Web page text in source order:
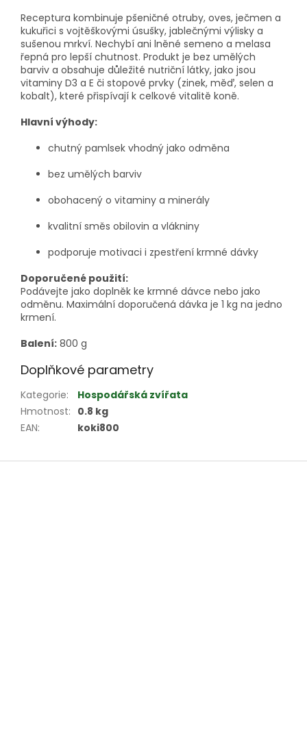
Receptura kombinuje pšeničné otruby, oves, ječmen a
kukuřici s vojtěškovými úsušky, jablečnými výlisky a
sušenou mrkví. Nechybí ani lněné semeno a melasa
řepná pro lepší chutnost. Produkt je bez umělých
barviv a obsahuje důležité nutriční látky, jako jsou
vitaminy D3 a E či stopové prvky (zinek, měď, selen a
kobalt), které přispívají k celkové vitalitě koně.
Hlavní výhody:
chutný pamlsek vhodný jako odměna
bez umělých barviv
obohacený o vitaminy a minerály
kvalitní směs obilovin a vlákniny
podporuje motivaci i zpestření krmné dávky
Doporučené použití:
Podávejte jako doplněk ke krmné dávce nebo jako
odměnu. Maximální doporučená dávka je 1 kg na jedno
krmení.
Balení: 800 g
Doplňkové parametry
Kategorie:
Hospodářská zvířata
Hmotnost: 0.8 kg
EAN: koki800
Z